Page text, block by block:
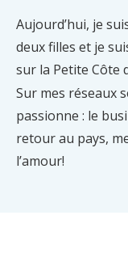
Aujourd’hui, je
deux filles et je
sur la Petite Côte
Sur mes réseaux
passionne : le
retour au pays,
l’amour!